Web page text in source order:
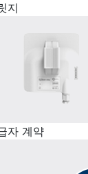
지
자 계약